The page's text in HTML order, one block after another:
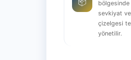
sevkiyat
çizelgesi
yönetilir.